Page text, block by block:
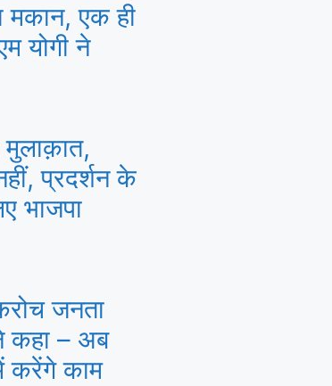
मकान, एक ही
योगी ने
मुलाक़ात,
प्रदर्शन के
भाजपा
जनता
कहा – अब
करेंगे काम